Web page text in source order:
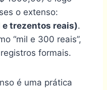
o extenso:
e trezentos reais).
“mil e 300 reais”,
formais.
é uma prática